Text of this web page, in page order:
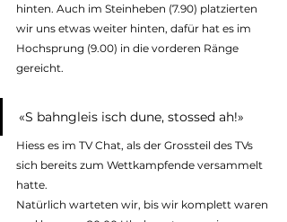
hinten. Auch im Steinheben (7.90) platzierten
wir uns etwas weiter hinten, dafür hat es im
Hochsprung (9.00) in die vorderen Ränge
gereicht.
«S bahngleis isch dune, stossed ah!»
Hiess es im TV Chat, als der Grossteil des TVs
sich bereits zum Wettkampfende versammelt
hatte.
Natürlich warteten wir, bis wir komplett waren